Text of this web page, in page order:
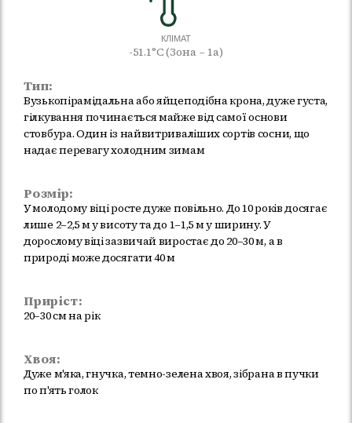
КЛІМАТ
-51.1°C (Зона – 1а)
Тип:
Вузькопірамідальна або яйцеподібна крона, дуже густа,
гілкування починається майже від самої основи
стовбура. Один із найвитриваліших сортів сосни, що
надає перевагу холодним зимам
Розмір:
У молодому віці росте дуже повільно. До 10 років досягає
лише 2–2,5 м у висоту та до 1–1,5 м у ширину. У
дорослому віці зазвичай виростає до 20–30 м, а в
природі може досягати 40 м
Приріст:
20–30 см на рік
Хвоя:
Дуже м'яка, гнучка, темно-зелена хвоя, зібрана в пучки
по п'ять голок